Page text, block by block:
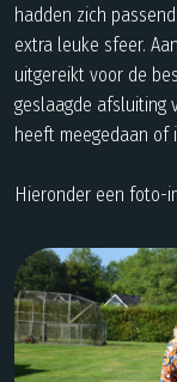
hadden zich
extra leuke sfeer.
uitgereikt voor de
geslaagde afsluiting
heeft meegedaan of
Hieronder een foto-